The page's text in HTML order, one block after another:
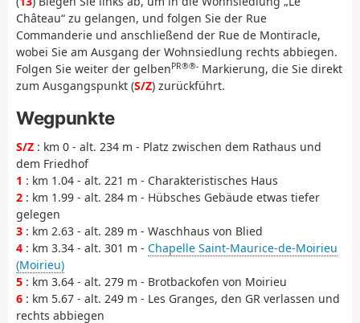
Château“ zu gelangen, und folgen Sie der Rue
Commanderie und anschließend der Rue de Montiracle,
wobei Sie am Ausgang der Wohnsiedlung rechts abbiegen.
Folgen Sie weiter der gelbenPR®®- Markierung, die Sie direkt
zum Ausgangspunkt (S/Z) zurückführt.
Wegpunkte
S/Z : km 0 - alt. 234 m - Platz zwischen dem Rathaus und
dem Friedhof
1 : km 1.04 - alt. 221 m - Charakteristisches Haus
2 : km 1.99 - alt. 284 m - Hübsches Gebäude etwas tiefer
gelegen
3 : km 2.63 - alt. 289 m - Waschhaus von Blied
4 : km 3.34 - alt. 301 m - Chapelle Saint-Maurice-de-Moirieu
(Moirieu)
5 : km 3.64 - alt. 279 m - Brotbackofen von Moirieu
6 : km 5.67 - alt. 249 m - Les Granges, den GR verlassen und
rechts abbiegen